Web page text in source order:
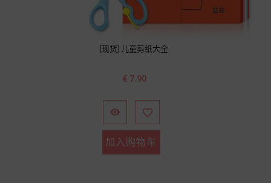
[现货] 儿童剪纸大全
价
€ 7.90
 
加入购物车